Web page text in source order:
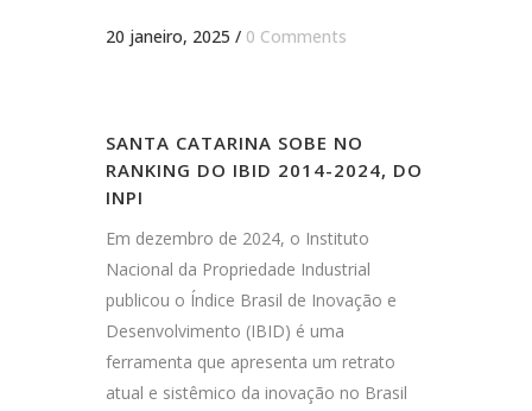
20 janeiro, 2025 / 0 Comments
SANTA CATARINA SOBE NO
RANKING DO IBID 2014-2024, DO
INPI
Em dezembro de 2024, o Instituto
Nacional da Propriedade Industrial
publicou o Índice Brasil de Inovação e
Desenvolvimento (IBID) é uma
ferramenta que apresenta um retrato
atual e sistêmico da inovação no Brasil